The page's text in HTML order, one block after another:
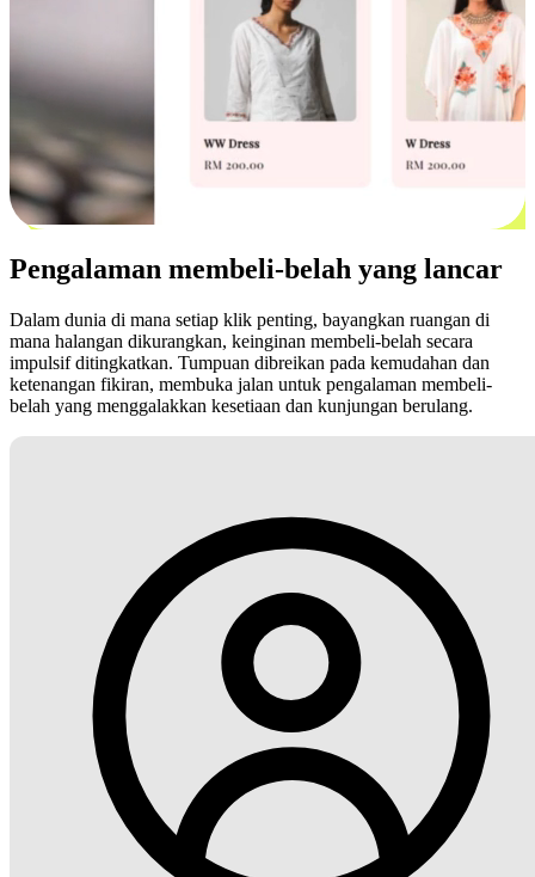
Pengalaman membeli-belah yang lancar
Dalam dunia di mana setiap klik penting, bayangkan ruangan di
mana halangan dikurangkan, keinginan membeli-belah secara
impulsif ditingkatkan. Tumpuan dibreikan pada kemudahan dan
ketenangan fikiran, membuka jalan untuk pengalaman membeli-
belah yang menggalakkan kesetiaan dan kunjungan berulang.